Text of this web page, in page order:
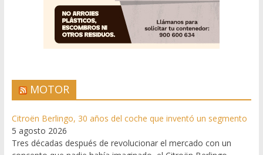
MOTOR
Citroën Berlingo, 30 años del coche que inventó un segmento
5 agosto 2026
Tres décadas después de revolucionar el mercado con un